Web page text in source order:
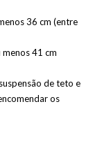
36 cm (entre
41 cm
de teto e
os